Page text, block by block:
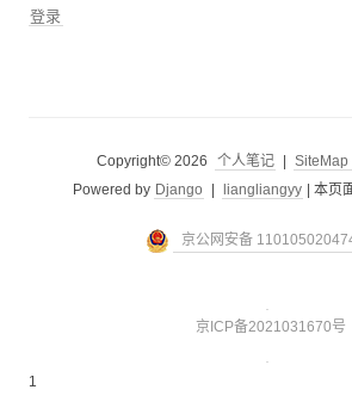
登录
Copyright© 2026 个人笔记 SiteMap
Powered by Django liangliangyy |本页
京公网安备
京ICP备2021031670号
1